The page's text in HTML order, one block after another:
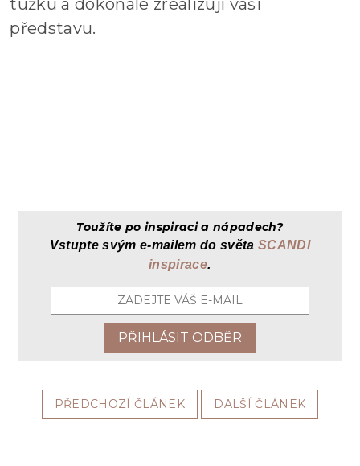
představu.
Toužíte po inspiraci a nápadech?
Vstupte svým e-mailem do světa SCANDI
inspirace.
PŘEDCHOZÍ ČLÁNEK DALŠÍ ČLÁNEK